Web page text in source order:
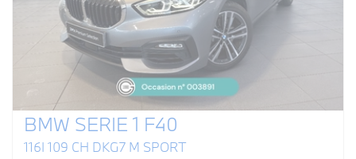
BMW SERIE 1 F40
116I 109 CH DKG7 M SPORT